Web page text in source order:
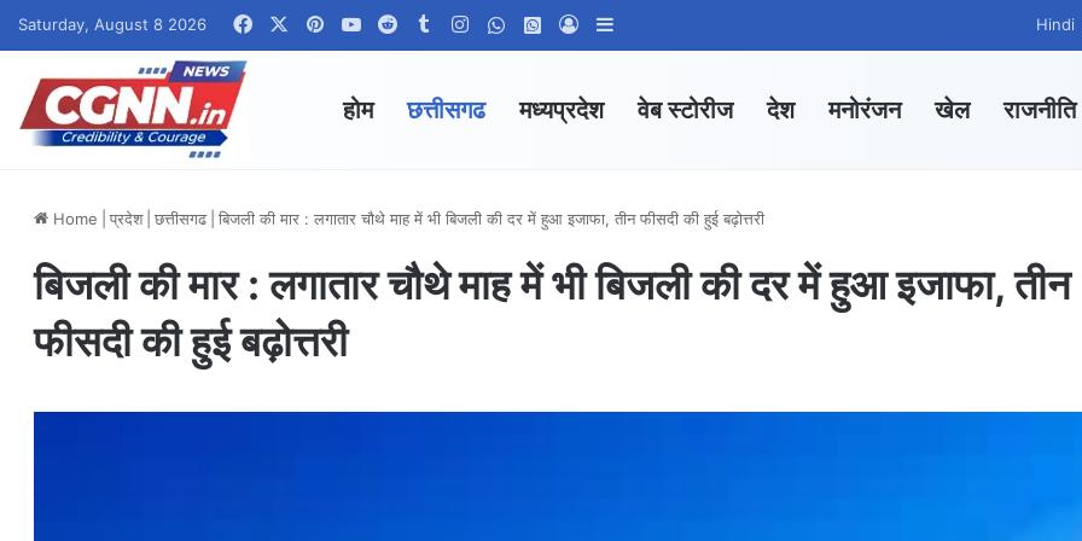
Saturday, August 8 2026 FacebookPinterestYouTubeRedditTumblrInstagramWhatsApp Channel
WhatsApp Group
Log In Hindi
होम छत्तीसगढ मध्यप्रदेश वेब स्टोरीज देश मनोरंजन खेल राजनीति
Home प्रदेश छत्तीसगढ बिजली की मार : लगातार चौथे माह में भी बिजली की दर में हुआ इजाफा, तीन फीसदी की हुई बढ़ोत्तरी
बिजली की मार : लगातार चौथे माह में भी बिजली की दर में हुआ इजाफा, तीन
फीसदी की हुई बढ़ोत्तरी